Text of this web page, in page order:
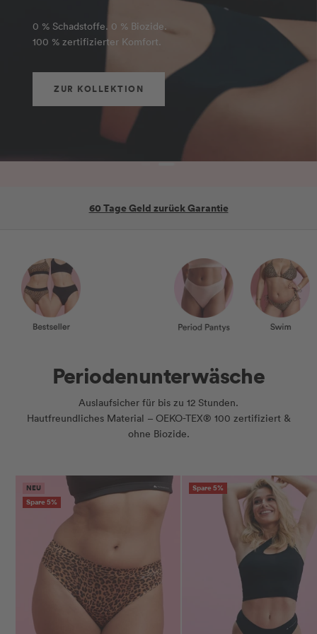
1
gehen
2
gehen
60 Tage Geld zurück Garantie
Periodenunterwäsche
Auslaufsicher für bis zu 12 Stunden.
Hautfreundliches Material – OEKO-TEX® 100 zertifiziert &
ohne Biozide.
NEU
Spare 5%
Spare 5%